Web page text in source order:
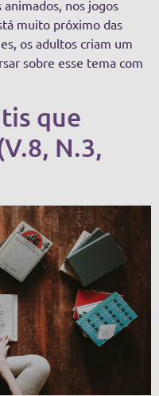
nos jogos
muito próximo das
os adultos criam um
sobre esse tema com
que
N.3,